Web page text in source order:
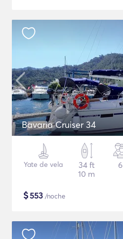
Bavaria Cruiser 34
Yate de vela
34 ft
10 m
6
$553 /noche